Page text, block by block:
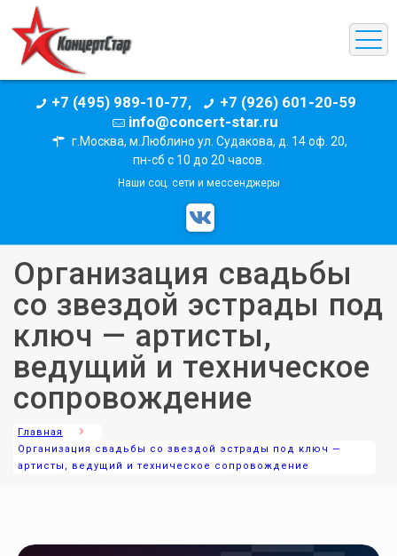
+7 (495) 989-10-77,
+7 (926) 601-20-59
info@concert-star.ru
г.Москва, м.Люблино ул. Судакова, д. 14 оф. 20,
пн-сб с 10 до 20 часов.
Наши соц. сети и мессенджеры
Организация свадьбы
со звездой эстрады под
ключ — артисты,
ведущий и техническое
сопровождение
Главная
Организация свадьбы со звездой эстрады под ключ —
артисты, ведущий и техническое сопровождение